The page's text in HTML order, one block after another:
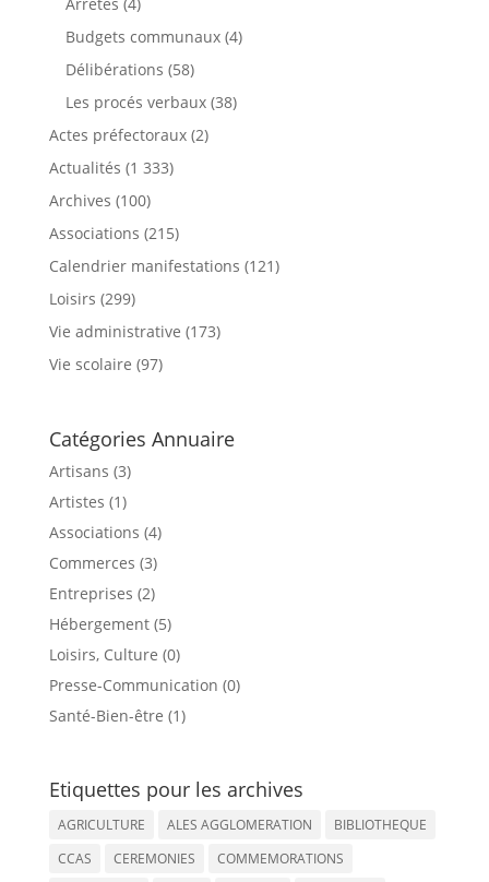
Budgets communaux(4)
Délibérations (58)
Les procés verbaux(38)
Actes préfectoraux(2)
Actualités (1 333)
Archives (100)
Associations (215)
Calendrier manifestations (121)
Loisirs (299)
Vie administrative (173)
Vie scolaire (97)
Catégories Annuaire
Artisans (3)
Artistes (1)
Associations (4)
Commerces (3)
Entreprises (2)
Hébergement (5)
Loisirs, Culture (0)
Presse-Communication (0)
Santé-Bien-être (1)
Etiquettes pour les archives
AGRICULTURE ALES AGGLOMERATION
BIBLIOTHEQUE
CCAS
CEREMONIES
COMMEMORATIONS